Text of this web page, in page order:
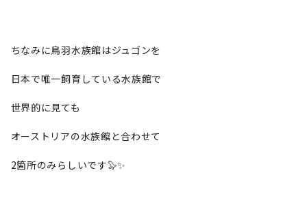
ちなみに鳥羽水族館はジュゴンを
日本で唯一飼育している水族館で
世界的に見ても
オーストリアの水族館と合わせて
2箇所のみらしいです🦭✨